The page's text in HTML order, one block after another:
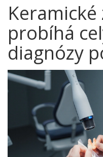
Keramické
probíhá
diagnózy